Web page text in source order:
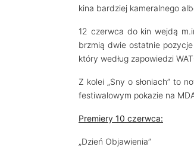
kina bardziej kameralnego
12 czerwca do kin wejdą
brzmią dwie ostatnie
który według zapowiedzi
Z kolei „Sny o słoniach” to
festiwalowym pokazie na
Premiery 10 czerwca:
„Dzień Objawienia”